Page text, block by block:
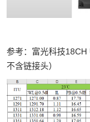
参考：富光科技
不含链接头）